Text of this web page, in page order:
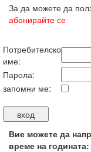
За да можете да
абонирайте се
Потребителско
име:
Парола:
запомни ме:
Вие можете да
време на годината: